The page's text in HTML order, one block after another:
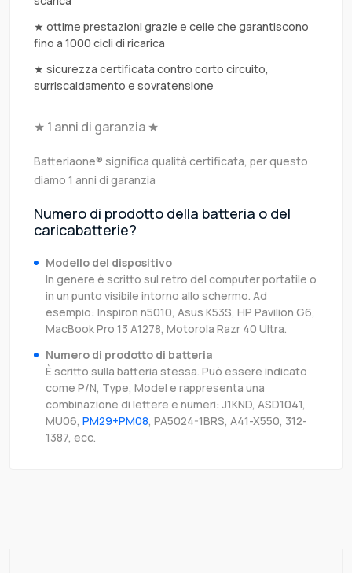
★ ottime prestazioni grazie e celle che garantiscono
fino a 1000 cicli di ricarica
★ sicurezza certificata contro corto circuito,
surriscaldamento e sovratensione
★ 1 anni di garanzia ★
Batteriaone® significa qualità certificata, per questo
diamo 1 anni di garanzia
Numero di prodotto della batteria o del
caricabatterie?
Modello del dispositivo
In genere è scritto sul retro del computer portatile o
in un punto visibile intorno allo schermo. Ad
esempio: Inspiron n5010, Asus K53S, HP Pavilion G6,
MacBook Pro 13 A1278, Motorola Razr 40 Ultra.
Numero di prodotto di batteria
È scritto sulla batteria stessa. Può essere indicato
come P/N, Type, Model e rappresenta una
combinazione di lettere e numeri: J1KND, ASD1041,
MU06, PM29+PM08, PA5024-1BRS, A41-X550, 312-
1387, ecc.